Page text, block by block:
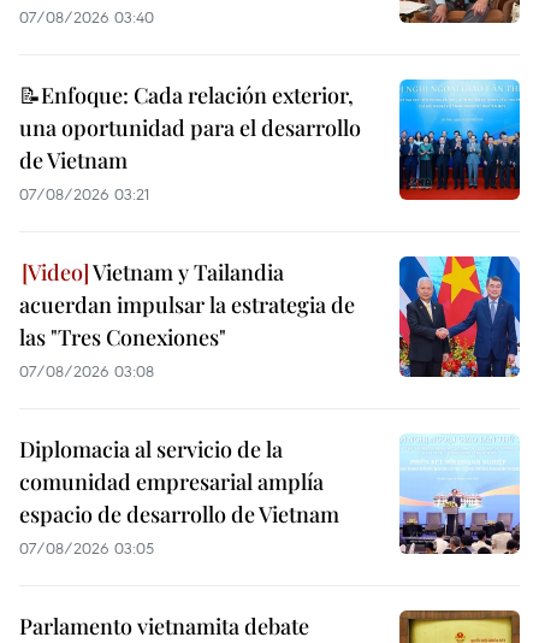
07/08/2026 03:40
📝Enfoque: Cada relación exterior,
una oportunidad para el desarrollo
de Vietnam
07/08/2026 03:21
Vietnam y Tailandia
acuerdan impulsar la estrategia de
las "Tres Conexiones"
07/08/2026 03:08
Diplomacia al servicio de la
comunidad empresarial amplía
espacio de desarrollo de Vietnam
07/08/2026 03:05
Parlamento vietnamita debate